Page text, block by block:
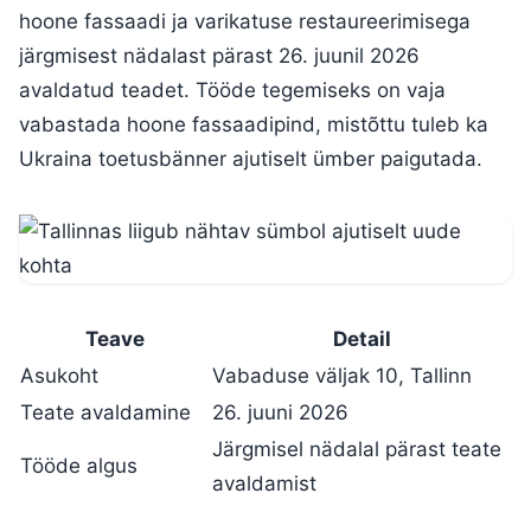
hoone fassaadi ja varikatuse restaureerimisega
järgmisest nädalast pärast 26. juunil 2026
avaldatud teadet. Tööde tegemiseks on vaja
vabastada hoone fassaadipind, mistõttu tuleb ka
Ukraina toetusbänner ajutiselt ümber paigutada.
Teave
Detail
Asukoht
Vabaduse väljak 10, Tallinn
Teate avaldamine
26. juuni 2026
Tööde algus
Järgmisel nädalal pärast teate
avaldamist